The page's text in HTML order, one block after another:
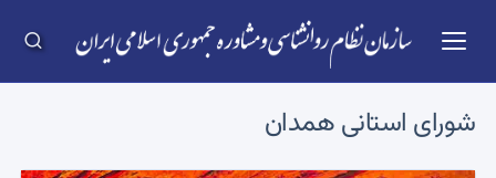
شورای استانیهمدان